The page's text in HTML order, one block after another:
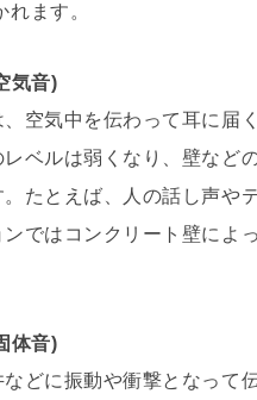
ます。
気音)
、空気中を伝わって耳に届
ベルは弱くなり、壁など
。たとえば、人の話し声や
ンではコンクリート壁によ
体音)
などに振動や衝撃となって